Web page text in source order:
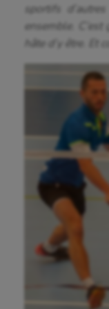
Fitness
Flag
Futsal
Hippisme
Jeux
sportifs
ensemble. C’est
hâte d’y être. Et